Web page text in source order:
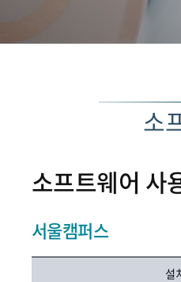
소
소프트웨어 사
서울캠퍼스
설